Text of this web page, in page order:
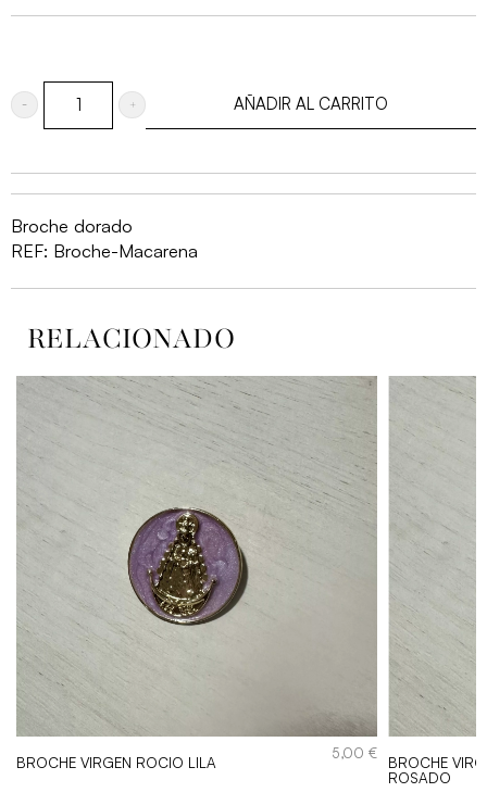
Broche
cantidad
AÑADIR AL CARRITO
Broche dorado
REF: Broche-Macarena
RELACIONADO
BROCHE VIRGEN ROCIO LILA
5,00€
BROCHE
ROSADO